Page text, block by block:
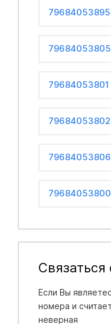
79684053895
79684053805
79684053801
79684053802
79684053806
79684053800
Связаться
Если Вы
номера и
неверная